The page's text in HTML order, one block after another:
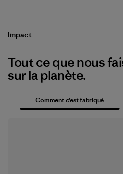
Impact
Tout ce que nous
sur la planète.
Comment c’est fabriqué